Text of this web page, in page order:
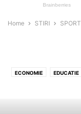
Home STIRI SPORT
ECONOMIE EDUCATIE